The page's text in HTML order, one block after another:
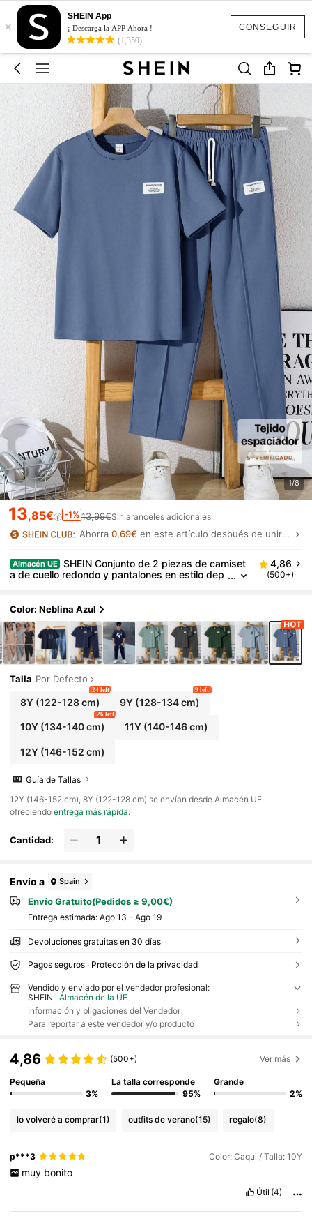
CONSEGUIR
×
SHEIN App
¡ Descarga la APP Ahora !
(1,350)
1/8
13,85€ -1% 13,99€Sin aranceles adicionales
Ahorra 0,69€ en este artículo después de unirte.
Almacén UE
SHEIN Conjunto de 2 piezas de camiset
a de cuello redondo y pantalones en estilo dep
tas de cumpleaños, fiestas de noche, actuaciones,
bodas, bautizos, ceremonias de apertura, uso diari
o, escuela, viajes, deportes, y adecuado para las te
mporadas de primavera y verano, Día de la Madre/
Mamá e Yo
4,86
(500+)
Color: Neblina Azul
Talla Por Defecto
8Y(122-128 cm)
24 left
9Y (128-134 cm)
9 left
10Y(134-140 cm)
26 left
11Y (140-146 cm)
12Y(146-152 cm)
Guía de Tallas
​12Y (146-152 cm), 8Y (122-128 cm) se envían desde Almacén UE
ofreciendoentrega más rápida.
Cantidad:
Envío a Spain
Envío Gratuito(Pedidos ≥ 9,00€)
Entrega estimada: Ago 13 - Ago 19
Devoluciones gratuitas en 30 días
Pagos seguros · Protección de la privacidad
Vendido y enviado por el vendedor profesional:
SHEIN
Almacén de la UE
Información y bligaciones del Vendedor
Para reportar a este vendedor y/o producto
4,86 (500+) Ver más
Pequeña
3%
La talla corresponde
95%
Grande
2%
lo volveré a comprar(1) outfits de verano(15) regalo(8)
p***3 Color: Caqui / Talla: 10Y
muy bonito
Útil (4)